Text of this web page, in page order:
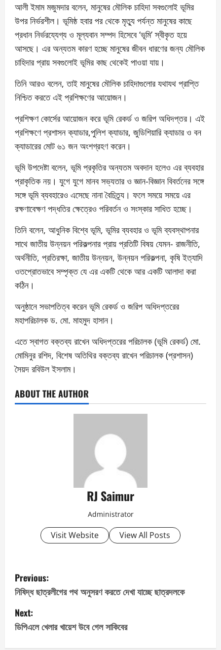
আলী ইমাম মজুমদার বলেন, মানুষের মৌলিক চাহিদা সবগুলোই ভূমির
উপর নির্ভরশীল। ভূমিষ্ঠ হবার পর থেকে মৃত্যু পর্যন্ত মানুষের কাছে
প্রধান নির্ভরয্যেগ্য ও মূল্যবান সম্পদ হিসেবে ‘ভূমি’ স্বীকৃত হয়ে
আসছে। এর অন্যতম কারণ হচ্ছে মানুষের জীবন ধারণের জন্য মৌলিক
চাহিদার প্রায় সবগুলোই ভূমির কাছ থেকেই পাওয়া যায়।
তিনি আরও বলেন, তাই মানুষের মৌলিক চাহিদাগুলোর যথাযথ প্রাপ্তি
নিশ্চিত করতে এই প্রশিক্ষণের আয়োজন।
প্রশিক্ষণ কোর্সের আয়োজন করে ভূমি রেকর্ড ও জরিপ অধিদপ্তর। এই
প্রশিক্ষণে প্রশাসন ক্যাডার,পুলিশ ক্যাডার, জুডিশিয়ারি ক্যাডার ও বন
ক্যাডারের মোট ৬১ জন অংশগ্রহণ করেন।
ভূমি উপদেষ্টা বলেন, ভূমি প্রকৃতির অন্যতম অবদান হলেও এর ব্যবহার
প্রাকৃতিক নয়। যুগে যুগে মানব সভ্যতার ও জ্ঞান-বিজ্ঞান বিবর্তনের সঙ্গে
সঙ্গে ভূমি ব্যবহারেও এসেছে নানা বৈচিত্র্য। ফলে সময়ে সময়ে এর
রক্ষণাবেক্ষণ পদ্ধতির ক্ষেত্রেও পরিবর্তন ও সংস্কার সাধিত হচ্ছে।
তিনি বলেন, আধুনিক বিশ্বে ভূমি, ভূমির ব্যবহার ও ভূমি ব্যবস্থাপনার
সাথে জাতীয় উন্নয়ন পরিকল্পনার প্রায় প্রতিটি বিষয় যেমন- রাজনীতি,
অর্থনীতি, প্রতিরক্ষা, জাতীয় উন্নয়ন, উন্নয়ন পরিকল্পনা, কৃষি ইত্যাদি
ওতপ্রোতভাবে সম্পৃক্ত যে এর একটি থেকে আর একটি আলাদা করা
কঠিন।
অনুষ্ঠানে সভাপতিত্ব করেন ভূমি রেকর্ড ও জরিপ অধিদপ্তরের
মহাপরিচালক ড. মো. মাহমুদ হাসান।
এতে স্বাগত বক্তব্য রাখেন অধিদপ্তরের পরিচালক (ভূমি রেকর্ড) মো.
মোমিনুর রশিদ, বিশেষ অতিথির বক্তব্য রাখেন পরিচালক (প্রশাসন)
সৈয়দ রবিউল ইসলাম।
ABOUT THE AUTHOR
RJ Saimur
Administrator
Visit Website View All Posts
P
o
s
t
Previous:
নিষিদ্ধ ছাত্রলীগের পথ অনুসরণ করতে দেখা যাচ্ছে ছাত্রদলকে
Next:
ডিপিএলে খেলার খায়েশ উবে গেল সাকিবের